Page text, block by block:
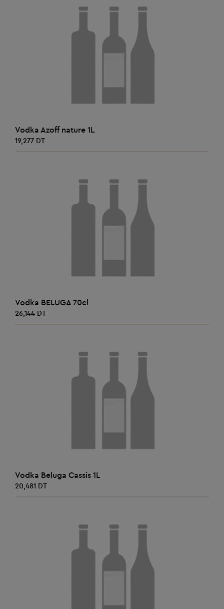
AJOUTER AU PANIER
Vodka Azoff nature 1L
19,277 DT
AJOUTER AU PANIER
Vodka BELUGA 70cl
26,144 DT
AJOUTER AU PANIER
Vodka Beluga Cassis 1L
20,481 DT